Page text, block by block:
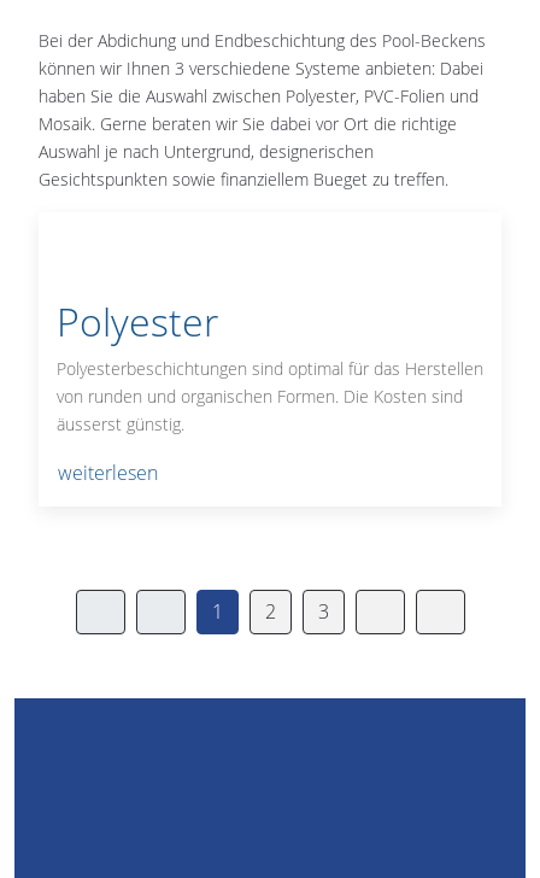
Bei der Abdichung und Endbeschichtung des Pool-Beckens
können wir Ihnen 3 verschiedene Systeme anbieten: Dabei
haben Sie die Auswahl zwischen Polyester, PVC-Folien und
Mosaik. Gerne beraten wir Sie dabei vor Ort die richtige
Auswahl je nach Untergrund, designerischen
Gesichtspunkten sowie finanziellem Bueget zu treffen.
Polyester
Polyesterbeschichtungen sind optimal für das Herstellen
von runden und organischen Formen. Die Kosten sind
äusserst günstig.
weiterlesen
1 2 3